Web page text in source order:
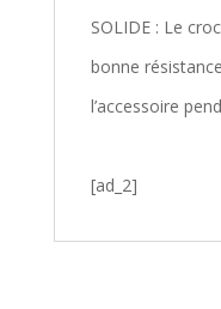
SOLIDE : Le
bonne
l’accessoire
[ad_2]